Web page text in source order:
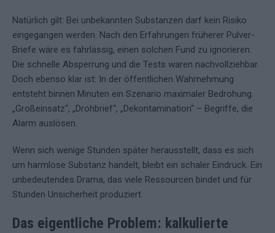
Natürlich gilt: Bei unbekannten Substanzen darf kein Risiko
eingegangen werden. Nach den Erfahrungen früherer Pulver-
Briefe wäre es fahrlässig, einen solchen Fund zu ignorieren.
Die schnelle Absperrung und die Tests waren nachvollziehbar.
Doch ebenso klar ist: In der öffentlichen Wahrnehmung
entsteht binnen Minuten ein Szenario maximaler Bedrohung.
„Großeinsatz“, „Drohbrief“, „Dekontamination“ – Begriffe, die
Alarm auslösen.
Wenn sich wenige Stunden später herausstellt, dass es sich
um harmlose Substanz handelt, bleibt ein schaler Eindruck. Ein
unbedeutendes Drama, das viele Ressourcen bindet und für
Stunden Unsicherheit produziert.
Das eigentliche Problem: kalkulierte